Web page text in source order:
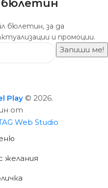
бюлетин
бюлетин, за да
и промоции.
Play © 2026.
от
желания